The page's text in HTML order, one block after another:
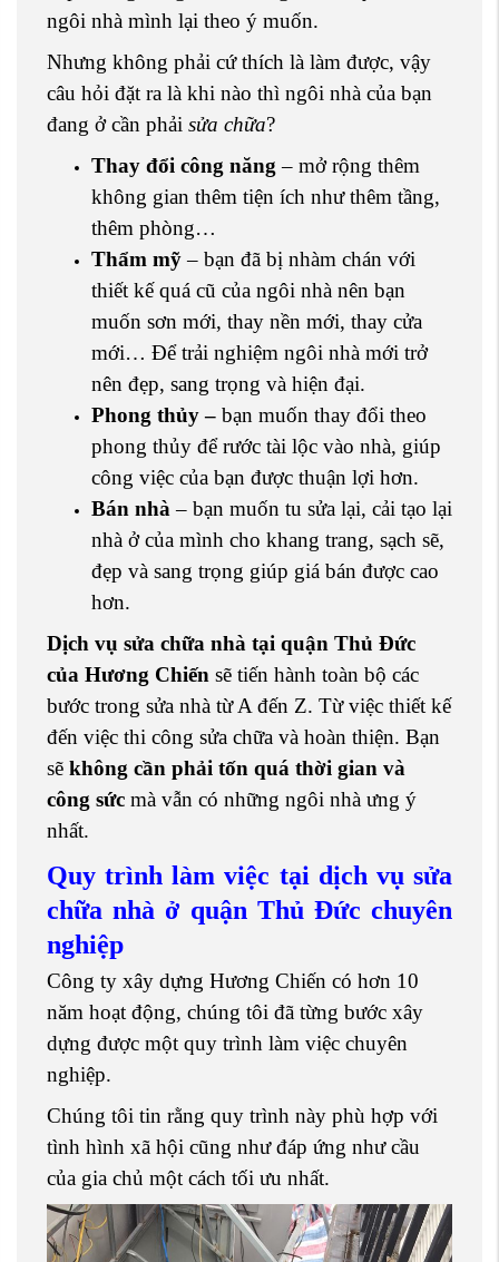
ngôi nhà mình lại theo ý muốn.
Nhưng không phải cứ thích là làm được, vậy
câu hỏi đặt ra là khi nào thì ngôi nhà của bạn
đang ở cần phải sửa chữa?
Thay đổi công năng– mở rộng thêm
không gian thêm tiện ích như thêm tầng,
thêm phòng…
Thẩm mỹ– bạn đã bị nhàm chán với
thiết kế quá cũ của ngôi nhà nên bạn
muốn sơn mới, thay nền mới, thay cửa
mới… Để trải nghiệm ngôi nhà mới trở
nên đẹp, sang trọng và hiện đại.
Phong thủy – bạn muốn thay đổi theo
phong thủy để rước tài lộc vào nhà, giúp
công việc của bạn được thuận lợi hơn.
Bán nhà– bạn muốn tu sửa lại, cải tạo lại
nhà ở của mình cho khang trang, sạch sẽ,
đẹp và sang trọng giúp giá bán được cao
hơn.
Dịch vụ sửa chữa nhà tại quận Thủ Đức
của Hương Chiến sẽ tiến hành toàn bộ các
bước trong sửa nhà từ A đến Z. Từ việc thiết kế
đến việc thi công sửa chữa và hoàn thiện. Bạn
sẽ không cần phải tốn quá thời gian và
công sức mà vẫn có những ngôi nhà ưng ý
nhất.
Quy trình làm việc tại dịch vụ sửa
chữa nhà ở quận Thủ Đức chuyên
nghiệp
Công ty xây dựng Hương Chiến có hơn 10
năm hoạt động, chúng tôi đã từng bước xây
dựng được một quy trình làm việc chuyên
nghiệp.
Chúng tôi tin rằng quy trình này phù hợp với
tình hình xã hội cũng như đáp ứng như cầu
của gia chủ một cách tối ưu nhất.